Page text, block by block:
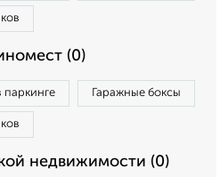
(0)
Гаражные боксы
недвижимости (0)